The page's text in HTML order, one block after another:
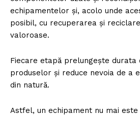
echipamentelor și, acolo unde
posibil, cu recuperarea și
valoroase.
Fiecare etapă prelungește durata
produselor și reduce nevoia de a
din natură.
Astfel, un echipament nu mai